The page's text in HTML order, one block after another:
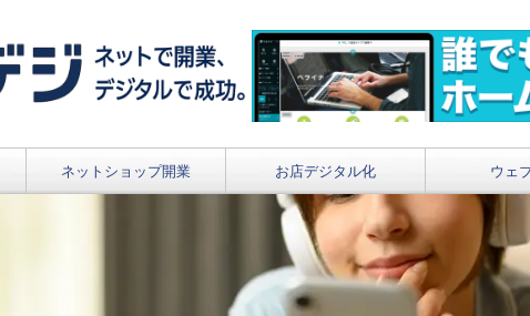
ネットショップ開業 お店デジタル化 ウェ